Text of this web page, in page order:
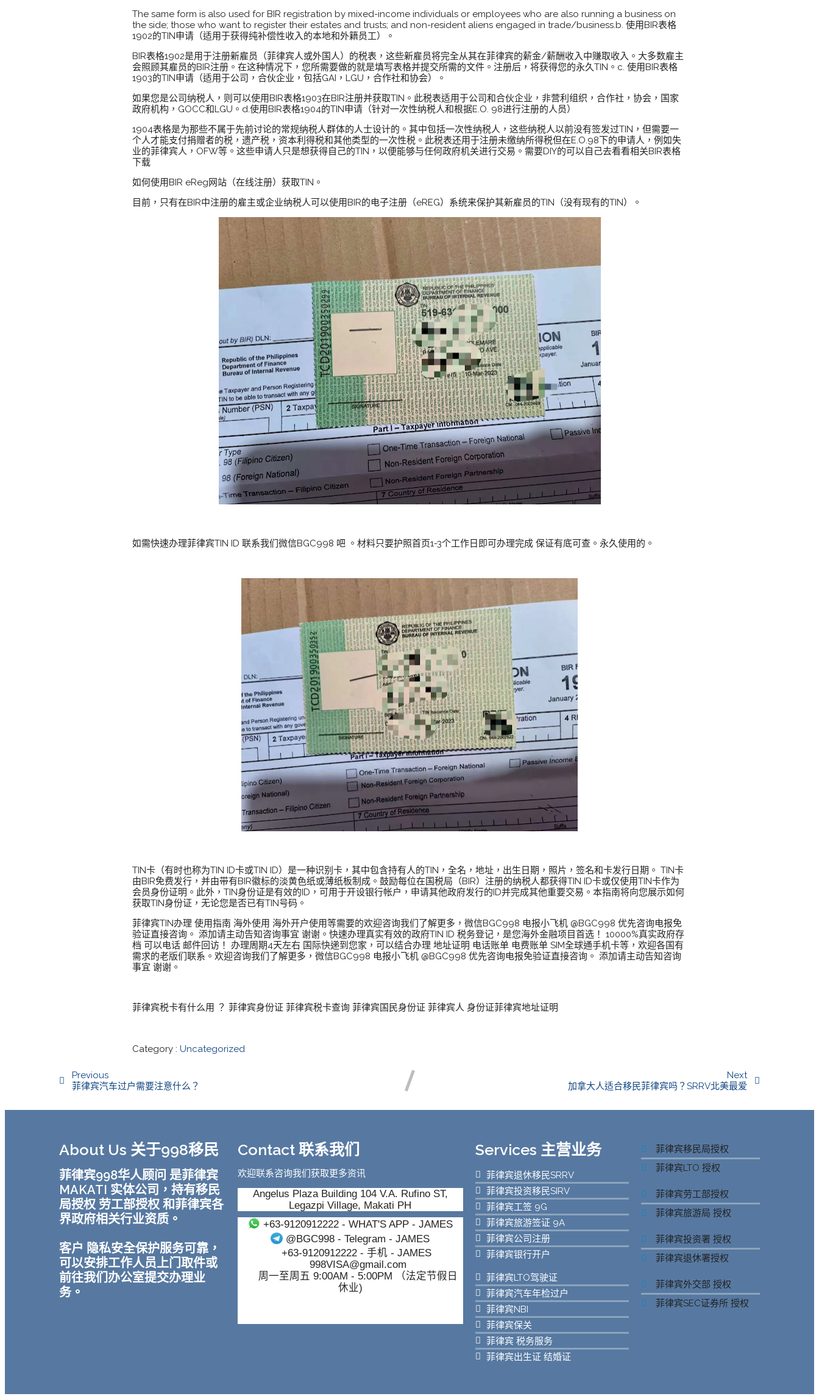
The same form is also used for BIR registration by mixed-income individuals or employees who are also running a business on
the side; those who want to register their estates and trusts; and non-resident aliens engaged in trade/business.b. 使用BIR表格
1902的TIN申请（适用于获得纯补偿性收入的本地和外籍员工）。
BIR表格1902是用于注册新雇员（菲律宾人或外国人）的税表，这些新雇员将完全从其在菲律宾的薪金/薪酬收入中赚取收入。大多数雇主
会照顾其雇员的BIR注册。在这种情况下，您所需要做的就是填写表格并提交所需的文件。注册后，将获得您的永久TIN。c. 使用BIR表格
1903的TIN申请（适用于公司，合伙企业，包括GAI，LGU，合作社和协会）。
如果您是公司纳税人，则可以使用BIR表格1903在BIR注册并获取TIN。此税表适用于公司和合伙企业，非营利组织，合作社，协会，国家
政府机构，GOCC和LGU。d.使用BIR表格1904的TIN申请（针对一次性纳税人和根据E.O. 98进行注册的人员）
1904表格是为那些不属于先前讨论的常规纳税人群体的人士设计的。其中包括一次性纳税人，这些纳税人以前没有签发过TIN，但需要一
个人才能支付捐赠者的税，遗产税，资本利得税和其他类型的一次性税。此税表还用于注册未缴纳所得税但在E.O.98下的申请人，例如失
业的菲律宾人，OFW等。这些申请人只是想获得自己的TIN，以便能够与任何政府机关进行交易。需要DIY的可以自己去看看相关BIR表格
下载
如何使用BIR eReg网站（在线注册）获取TIN。
目前，只有在BIR中注册的雇主或企业纳税人可以使用BIR的电子注册（eREG）系统来保护其新雇员的TIN（没有现有的TIN）。
如需快速办理菲律宾TIN ID 联系我们微信BGC998 吧 。材料只要护照首页1-3个工作日即可办理完成 保证有底可查。永久使用的。
TIN卡（有时也称为TIN ID卡或TIN ID）是一种识别卡，其中包含持有人的TIN，全名，地址，出生日期，照片，签名和卡发行日期。 TIN卡
由BIR免费发行，并由带有BIR徽标的淡黄色纸或薄纸板制成。鼓励每位在国税局（BIR）注册的纳税人都获得TIN ID卡或仅使用TIN卡作为
会员身份证明。此外，TIN身份证是有效的ID，可用于开设银行帐户，申请其他政府发行的ID并完成其他重要交易。本指南将向您展示如何
获取TIN身份证，无论您是否已有TIN号码。
菲律宾TIN办理 使用指南 海外使用 海外开户使用等需要的欢迎咨询我们了解更多，微信BGC998 电报小飞机 @BGC998 优先咨询电报免
验证直接咨询。 添加请主动告知咨询事宜 谢谢。快速办理真实有效的政府TIN ID 税务登记，是您海外金融项目首选！ 10000%真实政府存
档 可以电话 邮件回访！ 办理周期4天左右 国际快递到您家，可以结合办理 地址证明 电话账单 电费账单 SIM全球通手机卡等，欢迎各国有
需求的老版们联系。欢迎咨询我们了解更多，微信BGC998 电报小飞机 @BGC998 优先咨询电报免验证直接咨询。 添加请主动告知咨询
事宜 谢谢。
菲律宾税卡有什么用 ？ 菲律宾身份证 菲律宾税卡查询 菲律宾国民身份证 菲律宾人 身份证菲律宾地址证明
Category : Uncategorized
Previous
菲律宾汽车过户需要注意什么？
Next
加拿大人适合移民菲律宾吗？SRRV北美最爱
About Us 关于998移民
菲律宾998华人顾问 是菲律宾
MAKATI 实体公司，持有移民
局授权 劳工部授权 和菲律宾各
界政府相关行业资质。
客户 隐私安全保护服务可靠，
可以安排工作人员上门取件或
前往我们办公室提交办理业
务。
Contact 联系我们
欢迎联系咨询我们获取更多资讯
Angelus Plaza Building 104 V.A. Rufino ST,
Legazpi Village, Makati PH
+63-9120912222- WHAT'S APP - JAMES
@BGC998 - Telegram - JAMES
+63-9120912222 - 手机 - JAMES
998VISA@gmail.com
周一至周五 9:00AM - 5:00PM （法定节假日
休业)
Services 主营业务
菲律宾退休移民SRRV
菲律宾投资移民SIRV
菲律宾工签 9G
菲律宾旅游签证 9A
菲律宾公司注册
菲律宾银行开户
菲律宾LTO驾驶证
菲律宾汽车年检过户
菲律宾NBI
菲律宾保关
菲律宾 税务服务
菲律宾出生证 结婚证
菲律宾移民局授权
菲律宾LTO 授权
菲律宾劳工部授权
菲律宾旅游局 授权
菲律宾投资署 授权
菲律宾退休署授权
菲律宾外交部 授权
菲律宾SEC证券所 授权